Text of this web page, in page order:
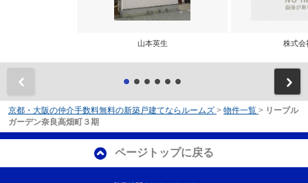
山本英生 株式会
京都・大阪の仲介手数料無料の新築戸建てならルームズ > 物件一覧 > リーブル
ガーデン奈良高畑町３期
ページトップに戻る